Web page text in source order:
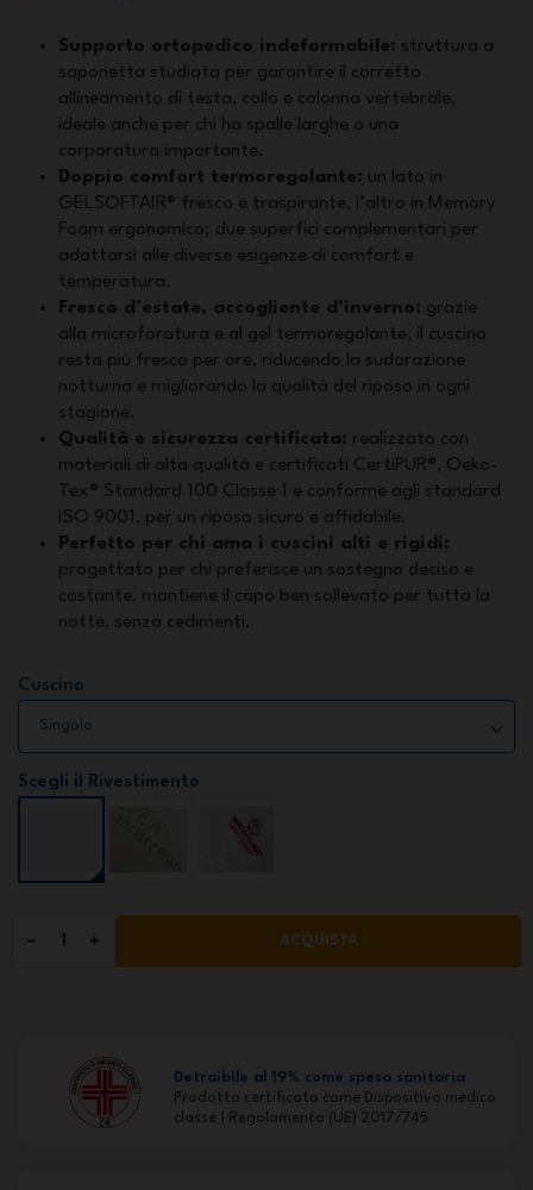
Supporto ortopedico indeformabile: struttura a
saponetta studiata per garantire il corretto
allineamento di testa, collo e colonna vertebrale,
ideale anche per chi ha spalle larghe o una
corporatura importante.
Doppio comfort termoregolante: un lato in
GELSOFTAIR® fresco e traspirante, l’altro in Memory
Foam ergonomico; due superfici complementari per
adattarsi alle diverse esigenze di comfort e
temperatura.
Fresco d’estate, accogliente d’inverno: grazie
alla microforatura e al gel termoregolante, il cuscino
resta più fresco per ore, riducendo la sudorazione
notturna e migliorando la qualità del riposo in ogni
stagione.
Qualità e sicurezza certificata: realizzato con
materiali di alta qualità e certificati CertiPUR®, Oeko-
Tex® Standard 100 Classe 1 e conforme agli standard
ISO 9001, per un riposo sicuro e affidabile.
Perfetto per chi ama i cuscini alti e rigidi:
progettato per chi preferisce un sostegno deciso e
costante, mantiene il capo ben sollevato per tutta la
notte, senza cedimenti.
Cuscino
Scegli il Rivestimento
ACQUISTA
Detraibile al 19% come spesa sanitaria
Prodotto certificato come Dispositivo medico
classe 1 Regolamento (UE) 2017/745